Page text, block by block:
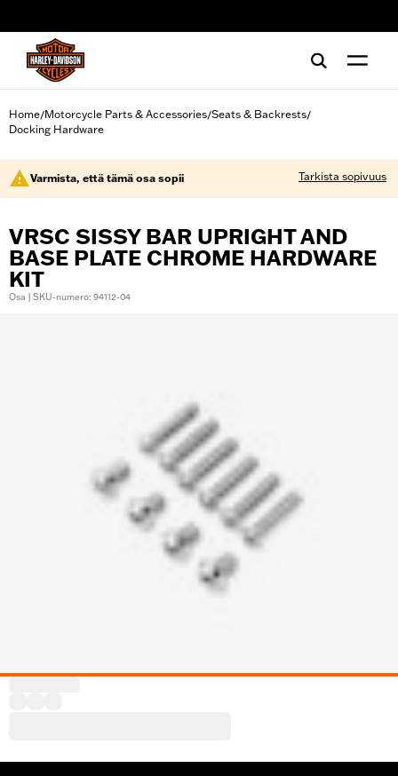
Home/Motorcycle Parts & Accessories/Seats & Backrests/
Docking Hardware
Varmista, että tämä osa sopii Tarkista sopivuus
VRSC SISSY BAR UPRIGHT AND
BASE PLATE CHROME HARDWARE
KIT
Osa | SKU-numero: 94112-04